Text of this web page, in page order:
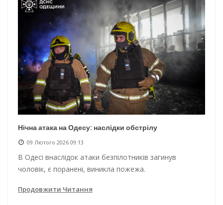
Нічна атака на Одесу: наслідки обстрілу
09 Лютого 2026 09:13
В Одесі внаслідок атаки безпілотників загинув
чоловік, є поранені, виникла пожежа.
Продовжити Читання